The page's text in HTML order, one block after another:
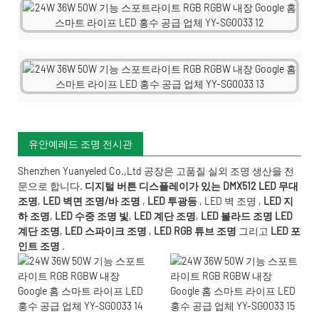
유안예레드 조명 전시관
Shenzhen Yuanyeled Co.,Ltd 공장은 고품질 실외 조명 생산을 전
문으로 합니다. 디지털 버튼 디스플레이가 있는 DMX512 LED 무대
조명, LED 벽면 조명/바 조명 , LED 투광등 , LED 벽 조명 , LED 지
하 조명, LED 수중 조명 빛, LED 계단 조명, LED 볼라드 조명 LED
계단 조명, LED 스파이크 조명 , LED RGB 튜브 조명 그리고 LED 포
인트 조명 .